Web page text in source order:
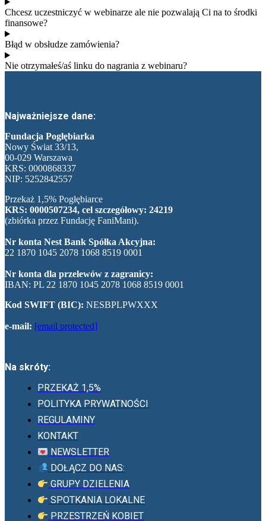
Chcesz uczestniczyć w webinarze ale nie pozwalają Ci na to środki
finansowe?​
Błąd w obsłudze zamówienia?
Nie otrzymałeś/aś linku do nagrania z webinaru?
Najważniejsze dane:
Fundacja Pogłębiarka
Nowy Świat 33/13,
00-029 Warszawa
KRS: 0000868337
NIP: 5252842557
Przekaż 1,5% Pogłębiarce
KRS: 0000507234, cel szczegółowy: 24219
(zbiórka przez Fundację FaniMani).
Nr konta Nest Bank Spółka Akcyjna:
22 1870 1045 2078 1068 8519 0001
Nr konta dla przelewów z zagranicy:
IBAN: PL 22 1870 1045 2078 1068 8519 0001
Kod SWIFT (BIC): NESBPLPWXXX
e-mail: [email protected]
Na skróty:
PRZEKAŻ 1,5%
POLITYKA PRYWATNOŚCI
REGULAMINY
KONTAKT
NEWSLETTER
DOŁĄCZ DO NAS:
GRUPY DZIELENIA
SPOTKANIA LOKALNE
PRZESTRZEŃ KOBIET